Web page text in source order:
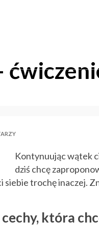
Kontynuując wątek
dziś chcę
siebie trochę inaczej.
która